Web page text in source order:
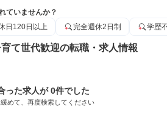
ていませんか？
日120日以上 完全週休2日制 学歴
て世代歓迎の転職・求人情報
った求人が 0件でした
めて、再度検索してください